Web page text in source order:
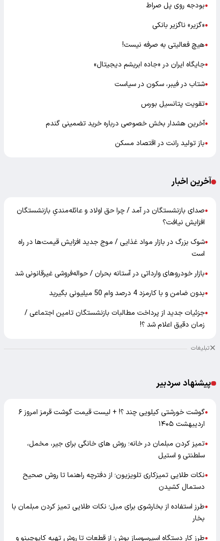
●بودجه روی پل صراط
●«گزیر» ناگزیر بانکی
●هیچ فعالیتی به صرفه نیست!
●جایگاه ایران در «جاده ابریشم دیجیتال»
●شتاب در فیبر، سکون در سیاست
●تقویت پتانسیل بورس
●آخرین هشدار بخش خصوصی درباره خرید تضمینی گندم
●باز تولید رانت در اقتصاد مسکن
آخرین اخبار
●صدای بازنشستگان در آمد / چرا حق اولاد و عائله‌مندیِ بازنشستگان
افزایش نیافت؟
●شوک بزرگ در بازار مواد غذایی / موج جدید افزایش قیمت‌ها در راه
است
●بازار خودرو‌های وارداتی در آستانه بحران / حواله‌فروشی غیرقانونی شد
●بدون ضامن و با کارمزد 4 درصد وام 50 میلیونی بگیرید
●جزئیات جدید از پرداخت مطالبات بازنشستگان تامین اجتماعی /
زمان دقیق اعلام شد ؟!
تبلیغات
پیشنهاد سردبیر
●
گوشت خورشتی کیلویی چند ؟! + لیست قیمت گوشت قرمز امروز ۶
اردیبهشت ۱۴۰۵
●تمیز کردن مبلمان در خانه؛ روش های خانگی برای جیر، مخمل،
سلطنتی و استیل
●نکات طلایی تمیزکاری تلویزیون؛ از دفترچه راهنما تا روش صحیح
دستمال کشیدن
●طرز استفاده از بخارشوی برای مبل؛ نکات طلایی تمیز کردن مبلمان با
بخار
●طرز کار دستگاه اسپرسوساز بوش؛ از قطعات تا روش تهیه کاپوچینو و